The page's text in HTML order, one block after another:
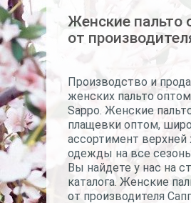
Женские пальто
от
Производство и
женских пальто
Sappo. Женские
плащевки оптом,
ассортимент
одежды на все
Вы найдете у нас на
каталога. Женские
от производителя